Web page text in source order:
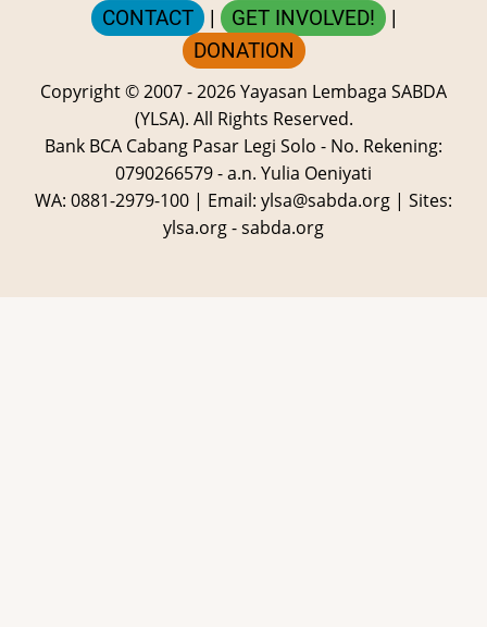
CONTACT | GET INVOLVED! |
DONATION
Copyright© 2007 -2026Yayasan Lembaga SABDA
(YLSA). All Rights Reserved.
Bank BCA Cabang Pasar Legi Solo - No. Rekening:
0790266579 - a.n. Yulia Oeniyati
WA: 0881-2979-100 | Email: ylsa@sabda.org | Sites:
ylsa.org-sabda.org